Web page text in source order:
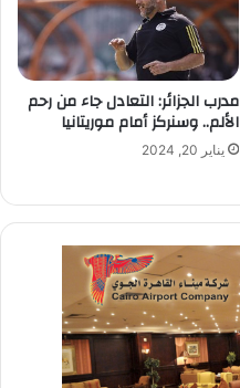
مدرب الجزائر: التعادل جاء من رحم
الألم.. وسنركز أمام موريتانيا
يناير 20, 2024